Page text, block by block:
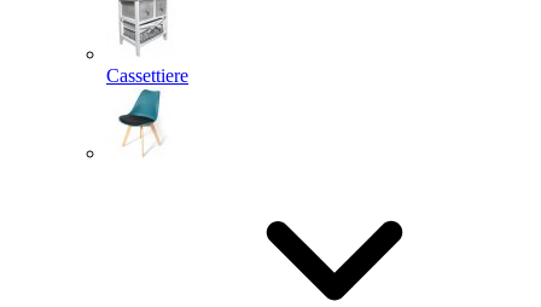
Cassettiere